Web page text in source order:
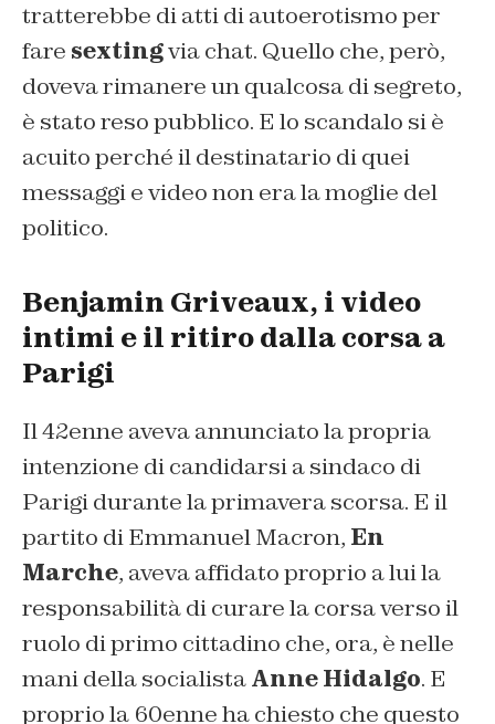
tratterebbe di atti di autoerotismo per
fare sextingvia chat. Quello che, però,
doveva rimanere un qualcosa di segreto,
è stato reso pubblico. E lo scandalo si è
acuito perché il destinatario di quei
messaggi e video non era la moglie del
politico.
Benjamin Griveaux, i video
intimi e il ritiro dalla corsa a
Parigi
Il 42enne aveva annunciato la propria
intenzione di candidarsi a sindaco di
Parigi durante la primavera scorsa. E il
partito di Emmanuel Macron, En
Marche, aveva affidato proprio a lui la
responsabilità di curare la corsa verso il
ruolo di primo cittadino che, ora, è nelle
mani della socialistaAnne Hidalgo. E
proprio la 60enne ha chiesto che questo